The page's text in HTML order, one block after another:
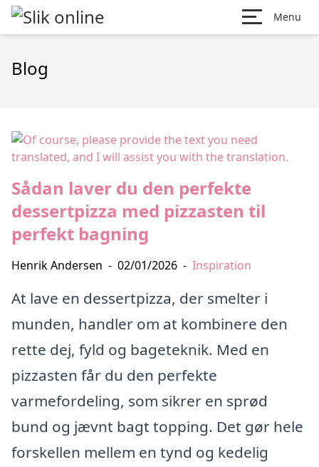
Menu
Blog
Sådan laver du den perfekte
dessertpizza med pizzasten til
perfekt bagning
Henrik Andersen - 02/01/2026 - Inspiration
At lave en dessertpizza, der smelter i
munden, handler om at kombinere den
rette dej, fyld og bageteknik. Med en
pizzasten får du den perfekte
varmefordeling, som sikrer en sprød
bund og jævnt bagt topping. Det gør hele
forskellen mellem en tynd og kedelig